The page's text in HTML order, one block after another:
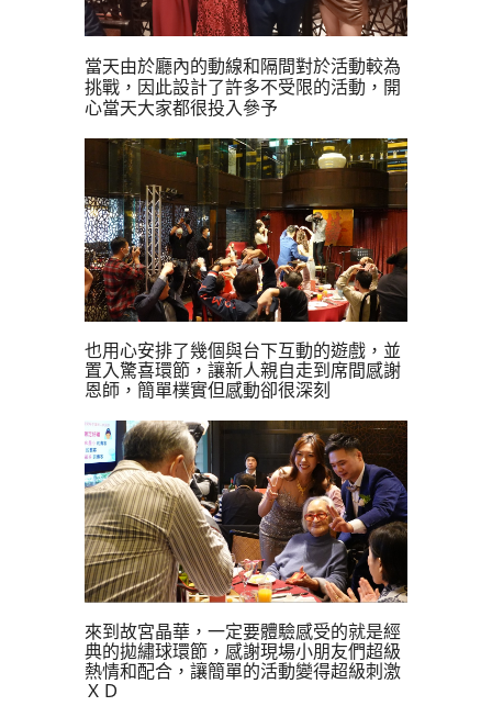
當天由於廳內的動線和隔間對於活動較為
挑戰，因此設計了許多不受限的活動，開
心當天大家都很投入參予
也用心安排了幾個與台下互動的遊戲，並
置入驚喜環節，讓新人親自走到席間感謝
恩師，簡單樸實但感動卻很深刻
來到故宮晶華，一定要體驗感受的就是經
典的拋繡球環節，感謝現場小朋友們超級
熱情和配合，讓簡單的活動變得超級刺激
ＸＤ